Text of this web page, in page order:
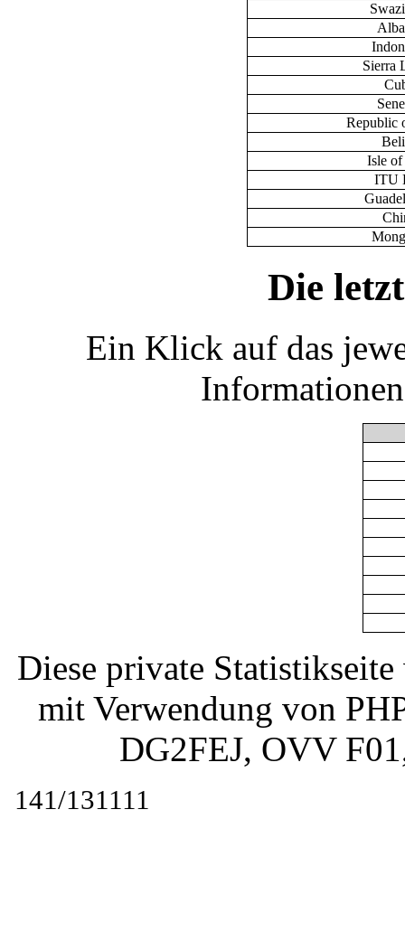
Sierra
Republic
Isle
ITU
Die
Ein Klick auf das
Diese private
mit Verwendung von
DG2FEJ, OVV
141/131111